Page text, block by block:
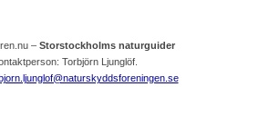
– Storstockholms naturguider
Torbjörn Ljunglöf.